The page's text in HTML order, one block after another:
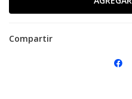
Compartir